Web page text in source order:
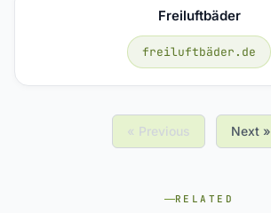
Freiluftbäder
freiluftbäder.de
« Previous Next »
RELATED